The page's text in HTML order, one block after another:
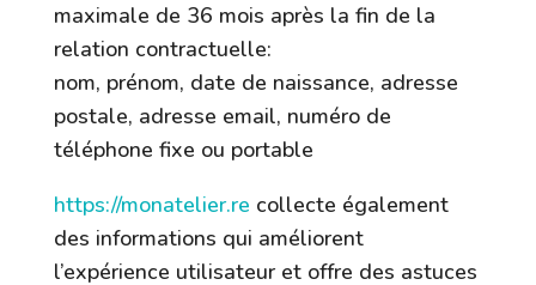
maximale de 36 mois après la fin de la
relation contractuelle:
nom, prénom, date de naissance, adresse
postale, adresse email, numéro de
téléphone fixe ou portable
https://monatelier.re collecte également
des informations qui améliorent
l’expérience utilisateur et offre des astuces